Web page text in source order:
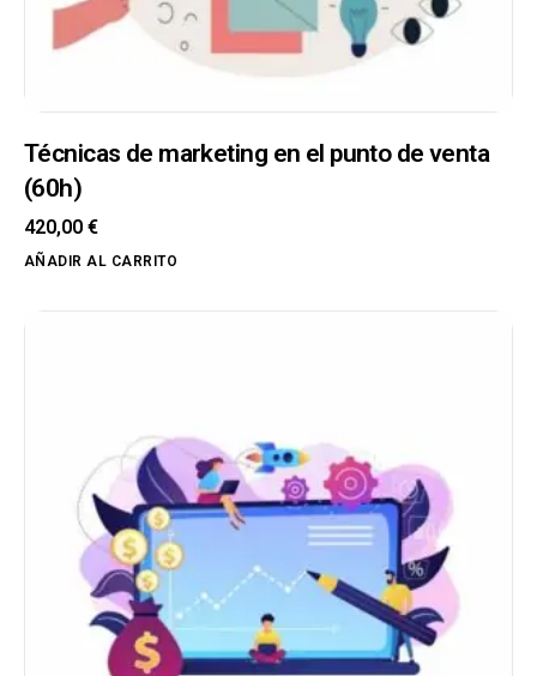
Técnicas de marketing en el punto de venta
(60h)
420,00 €
AÑADIR AL CARRITO